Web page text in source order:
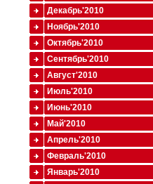
Декабрь'2010
Ноябрь'2010
Октябрь'2010
Сентябрь'2010
Август'2010
Июль'2010
Июнь'2010
Май'2010
Апрель'2010
Февраль'2010
Январь'2010